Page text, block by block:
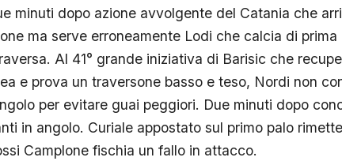
minuti dopo azione avvolgente del Catania che
ma serve erroneamente Lodi che calcia di prima
Al 41° grande iniziativa di Barisic che
e prova un traversone basso e teso, Nordi non
per evitare guai peggiori. Due minuti dopo
in angolo. Curiale appostato sul primo palo
Camplone fischia un fallo in attacco.